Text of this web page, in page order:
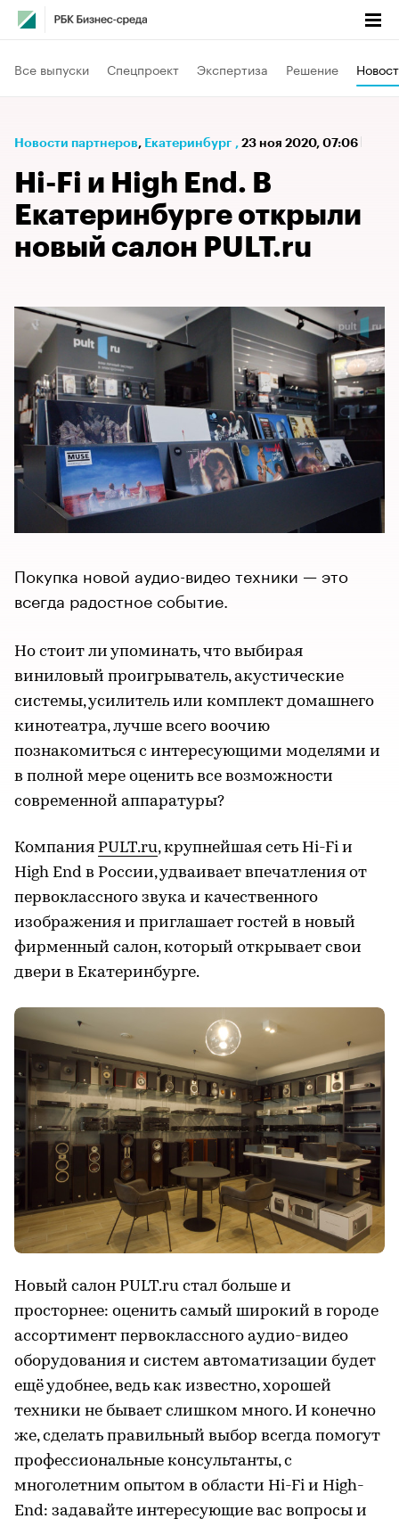
Все выпуски Спецпроект Экспертиза Решение
Новости партнеров⁠, Екатеринбург , 23 ноя 2020, 07:06
Hi-Fi и High End. В
Екатеринбурге открыли
новый салон PULT.ru
Покупка новой аудио-видео техники — это
всегда радостное событие.
Но стоит ли упоминать, что выбирая
виниловый проигрыватель, акустические
системы, усилитель или комплект домашнего
кинотеатра, лучше всего воочию
познакомиться с интересующими моделями и
в полной мере оценить все возможности
современной аппаратуры?
Компания PULT.ru, крупнейшая сеть Hi-Fi и
High End в России, удваивает впечатления от
первоклассного звука и качественного
изображения и приглашает гостей в новый
фирменный салон, который открывает свои
двери в Екатеринбурге.
Новый салон PULT.ru стал больше и
просторнее: оценить самый широкий в городе
ассортимент первоклассного аудио-видео
оборудования и систем автоматизации будет
ещё удобнее, ведь как известно, хорошей
техники не бывает слишком много. И конечно
же, сделать правильный выбор всегда помогут
профессиональные консультанты, с
многолетним опытом в области Hi-Fi и High-
End: задавайте интересующие вас вопросы и